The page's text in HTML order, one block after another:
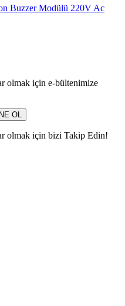
Buzzer Modülü 220V Ac
olmak için e-bültenimize
OL
olmak için bizi Takip Edin!